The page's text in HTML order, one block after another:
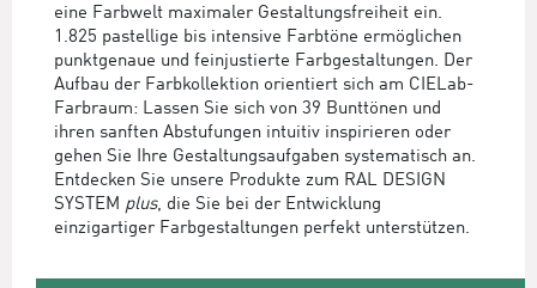
eine Farbwelt maximaler Gestaltungsfreiheit ein.
1.825 pastellige bis intensive Farbtöne ermöglichen
punktgenaue und feinjustierte Farbgestaltungen. Der
Aufbau der Farbkollektion orientiert sich am CIELab-
Farbraum: Lassen Sie sich von 39 Bunttönen und
ihren sanften Abstufungen intuitiv inspirieren oder
gehen Sie Ihre Gestaltungsaufgaben systematisch an.
Entdecken Sie unsere Produkte zum RAL DESIGN
SYSTEM plus, die Sie bei der Entwicklung
einzigartiger Farbgestaltungen perfekt unterstützen.